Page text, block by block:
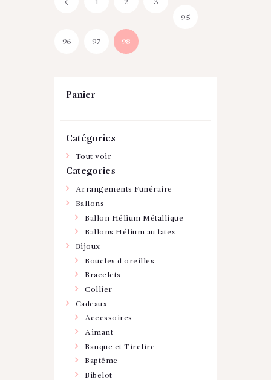
1 2 3
95
96 97 98
Panier
Catégories
Tout voir
Categories
Arrangements Funéraire
Ballons
Ballon Hélium Métallique
Ballons Hélium au latex
Bijoux
Boucles d'oreilles
Bracelets
Collier
Cadeaux
Accessoires
Aimant
Banque et Tirelire
Baptême
Bibelot